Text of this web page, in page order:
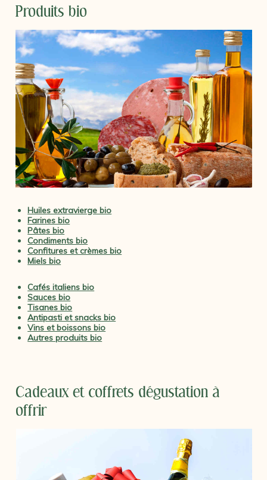
Produits bio
Huiles extravierge bio
Farines bio
Pâtes bio
Condiments bio
Confitures et crèmes bio
Miels bio
Cafés italiens bio
Sauces bio
Tisanes bio
Antipasti et snacks bio
Vins et boissons bio
Autres produits bio
Cadeaux et coffrets dégustation à
offrir